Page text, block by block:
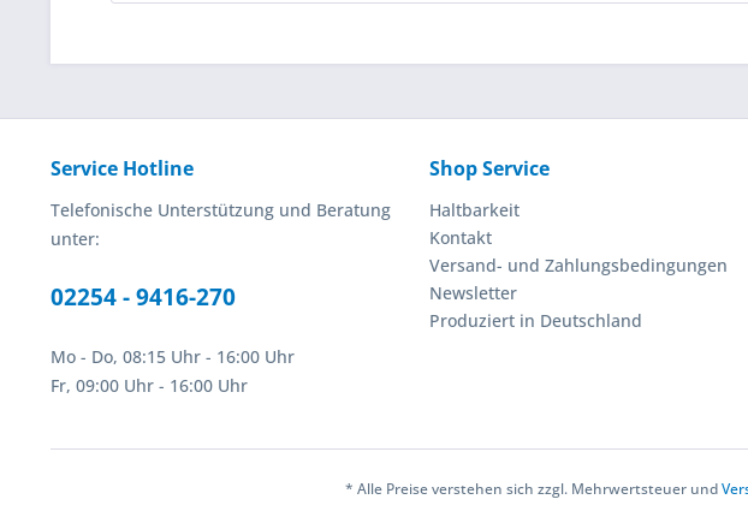
Service Hotline
Telefonische Unterstützung und Beratung
unter:
02254 - 9416-270
Mo - Do, 08:15 Uhr - 16:00 Uhr
Fr, 09:00 Uhr - 16:00 Uhr
Shop Service
Haltbarkeit
Kontakt
Versand- und Zahlungsbedingungen
Newsletter
Produziert in Deutschland
* Alle Preise verstehen sich zzgl. Mehrwertsteuer und